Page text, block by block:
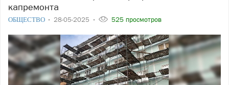
капремонта
ОБЩЕСТВО 28-05-2025 525 просмотров